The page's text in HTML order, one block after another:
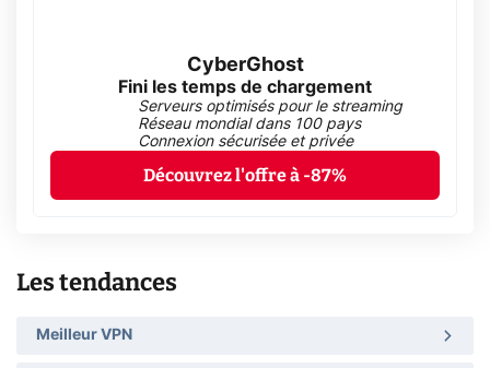
CyberGhost
Fini les temps de chargement
Serveurs optimisés pour le streaming
Réseau mondial dans 100 pays
Connexion sécurisée et privée
Découvrez l'offre à -87%
Les tendances
Meilleur VPN